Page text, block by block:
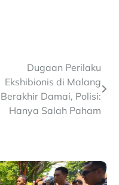
Dugaan Perilaku
Ekshibionis di Malang
Berakhir Damai, Polisi:
Hanya Salah Paham